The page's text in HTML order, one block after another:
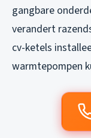
gangbare
verandert
cv-ketels
warmtepompen